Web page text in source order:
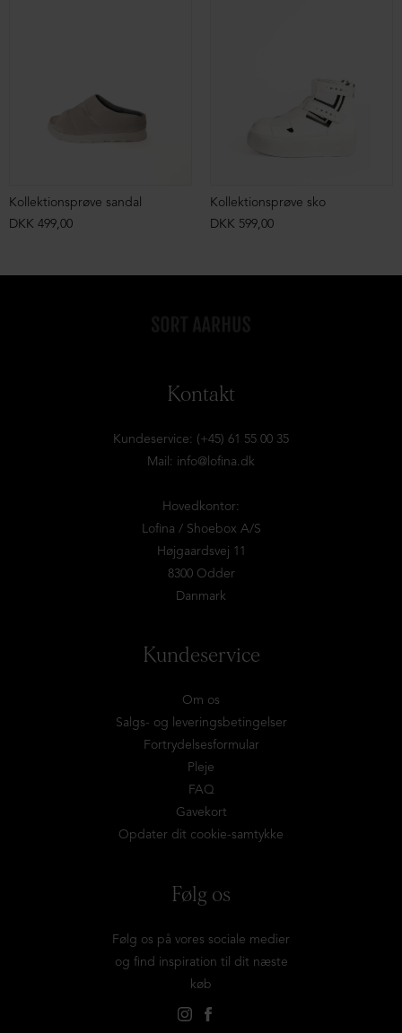
Kollektionsprøve sandal
DKK 499,00
Kollektionsprøve sko
DKK 599,00
Kontakt
Kundeservice: (+45) 61 55 00 35
Mail: info@lofina.dk
Hovedkontor:
Lofina / Shoebox A/S
Højgaardsvej 11
8300 Odder
Danmark
Kundeservice
Om os
Salgs- og leveringsbetingelser
Fortrydelsesformular
Pleje
FAQ
Gavekort
Opdater dit cookie-samtykke
Følg os
Følg os på vores sociale medier
og find inspiration til dit næste
køb